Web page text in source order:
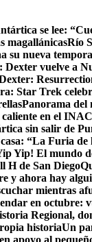
se lee:
magallánicasRío
su nueva
Dexter vuelve a
Star Trek
Panorama del
caliente en el
sin salir de
“La Furia de
Yip! El mundo
H de San Diego
y ahora hay
mientras
en octubre:
Regional,
historiaUn